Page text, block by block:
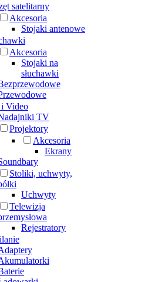
satelitarny
Akcesoria
Stojaki antenowe
Akcesoria
Stojaki na
słuchawki
Video
TV
Projektory
Akcesoria
Ekrany
Stoliki, uchwyty,
Uchwyty
Telewizja
Rejestratory